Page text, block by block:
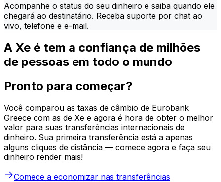
Acompanhe o status do seu dinheiro e saiba quando ele
chegará ao destinatário. Receba suporte por chat ao
vivo, telefone e e-mail.
A Xe é tem a confiança de milhões
de pessoas em todo o mundo
Pronto para começar?
Você comparou as taxas de câmbio de Eurobank
Greece com as de Xe e agora é hora de obter o melhor
valor para suas transferências internacionais de
dinheiro. Sua primeira transferência está a apenas
alguns cliques de distância — comece agora e faça seu
dinheiro render mais!
Comece a economizar nas transferências